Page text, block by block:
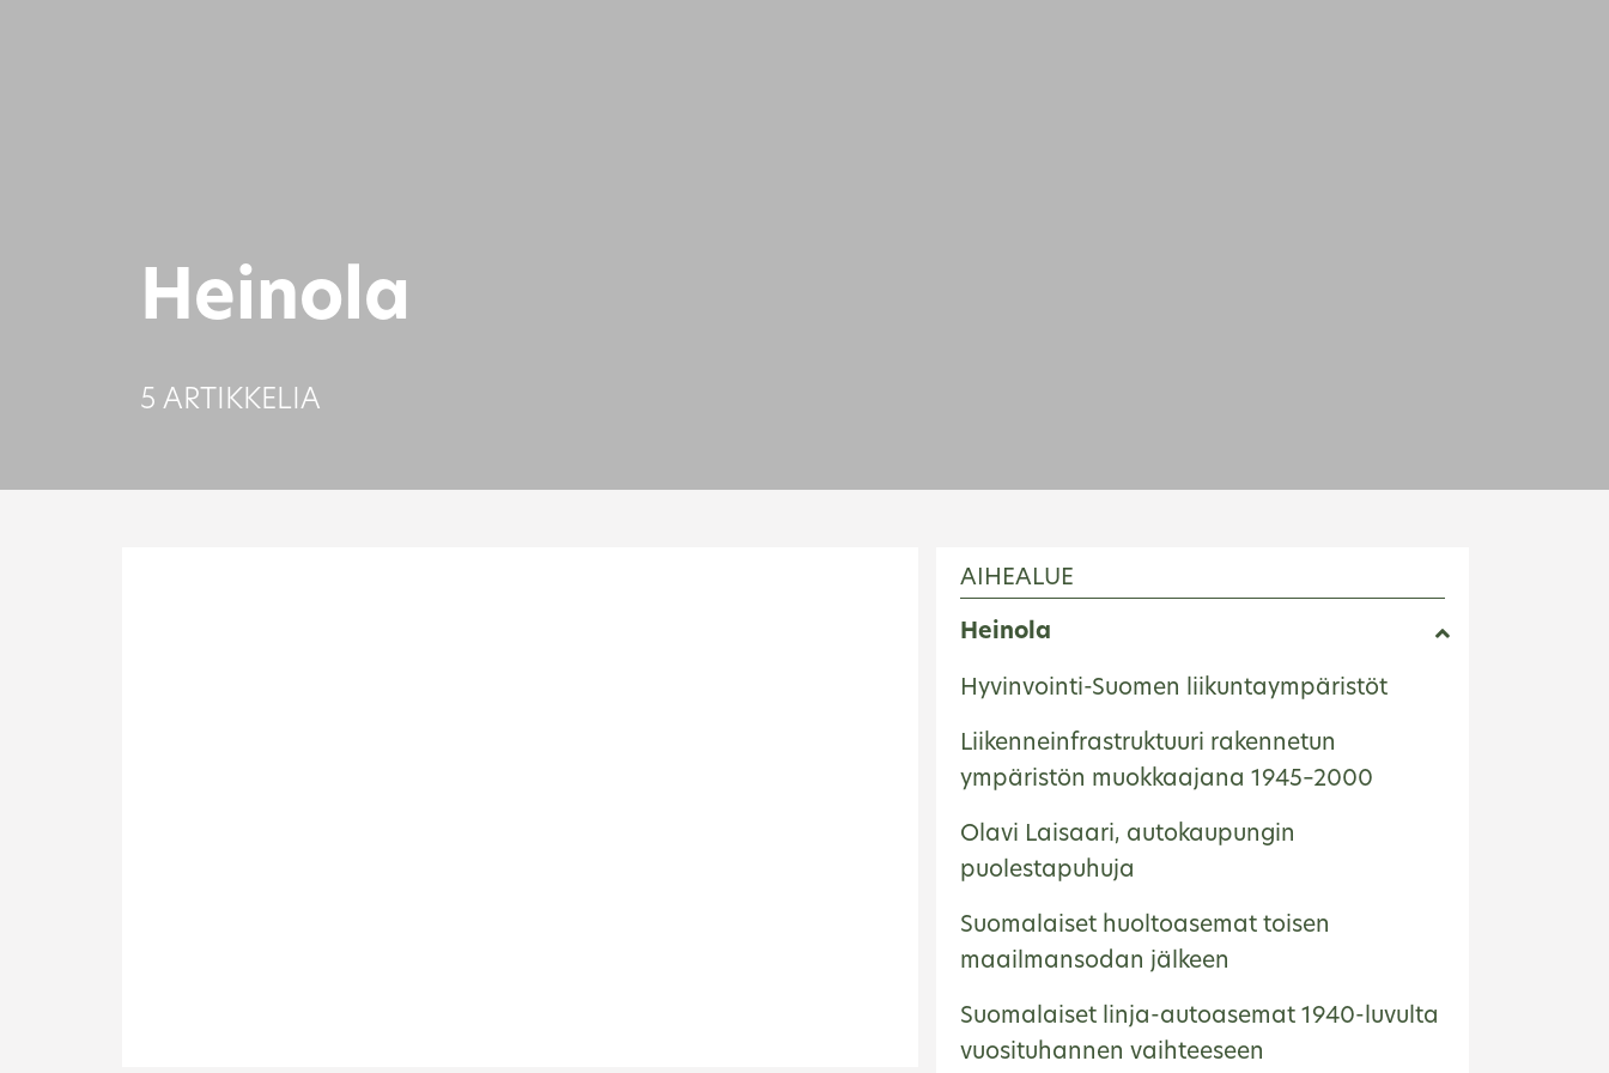
Heinola
5 ARTIKKELIA
AIHEALUE
Heinola
Hyvinvointi-Suomen liikuntaympäristöt
Liikenneinfrastruktuuri rakennetun
ympäristön muokkaajana 1945–2000
Olavi Laisaari, autokaupungin
puolestapuhuja
Suomalaiset huoltoasemat toisen
maailmansodan jälkeen
Suomalaiset linja-autoasemat 1940-luvulta
vuosituhannen vaihteeseen